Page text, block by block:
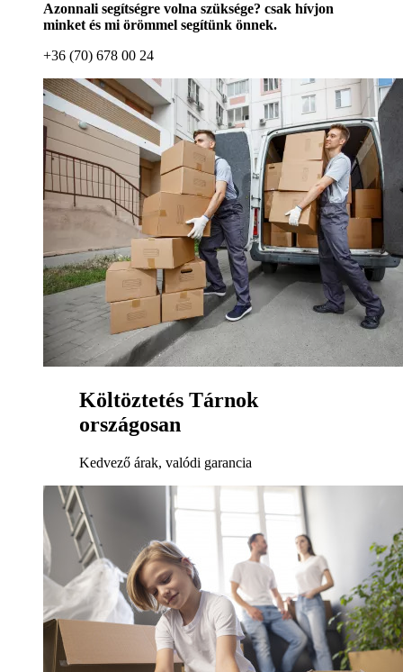
Azonnali segítségre volna szüksége? csak hívjon
minket és mi örömmel segítünk önnek.
+36 (70) 678 00 24
Költöztetés Tárnok
országosan
Kedvező árak, valódi garancia